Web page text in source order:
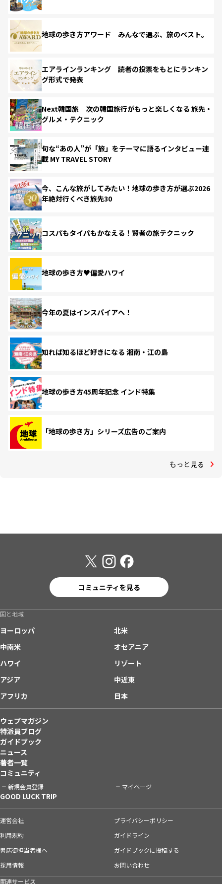
地球の歩き方アワード みんなで選ぶ、旅のベスト。
エアラインランキング 読者の投票をもとにランキン
グ形式で発表
Next韓国旅 次の韓国旅行がもっと楽しくなる 旅先・
グルメ・テクニック
旬な“あの人”が「旅」をテーマに語るインタビュー連
載 MY TRAVEL STORY
今、こんな旅がしてみたい！地球の歩き方が選ぶ2026
年絶対行くべき旅先30
コスパもタイパもかなえる！賢者の旅テクニック
地球の歩き方♥偏愛ハワイ
今年の夏はインスパイアへ！
知れば知るほど好きになる 湘南・江の島
地球の歩き方45周年記念 インド特集
「地球の歩き方」シリーズ広告のご案内
もっと見る
コミュニティを見る
国と地域
ヨーロッパ
北米
中南米
オセアニア
ハワイ
リゾート
アジア
中近東
アフリカ
日本
ウェブマガジン
特派員ブログ
ガイドブック
ニュース
著者一覧
コミュニティ
新規会員登録 マイページ
GOOD LUCK TRIP
運営会社
プライバシーポリシー
利用規約
ガイドライン
書店御担当者様へ
ガイドブックに投稿する
採用情報
お問い合わせ
関連サービス